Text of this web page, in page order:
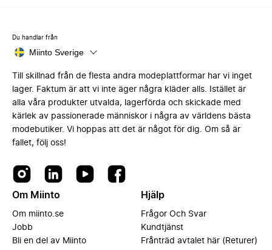
Du handlar från
Miinto Sverige
Till skillnad från de flesta andra modeplattformar har vi inget
lager. Faktum är att vi inte äger några kläder alls. Istället är
alla våra produkter utvalda, lagerförda och skickade med
kärlek av passionerade människor i några av världens bästa
modebutiker. Vi hoppas att det är något för dig. Om så är
fallet, följ oss!
Om Miinto
Om miinto.se
Jobb
Bli en del av Miinto
Hjälp
Frågor Och Svar
Kundtjänst
Frånträd avtalet här (Returer)